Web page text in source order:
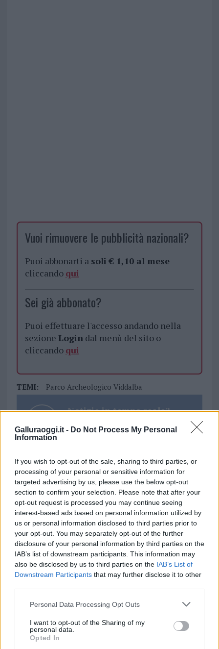
Galluraoggi.it - Do Not Process My Personal
Information
If you wish to opt-out of the sale, sharing to third parties, or
processing of your personal or sensitive information for
targeted advertising by us, please use the below opt-out
section to confirm your selection. Please note that after your
opt-out request is processed you may continue seeing
interest-based ads based on personal information utilized by
us or personal information disclosed to third parties prior to
your opt-out. You may separately opt-out of the further
disclosure of your personal information by third parties on the
IAB’s list of downstream participants. This information may
also be disclosed by us to third parties on the IAB’s List of
Downstream Participants that may further disclose it to other
Please note that this website/app uses one or more Google
not limited to your visit or usage behaviour. You may click to
grant or deny consent to Google and its third-party tags to
use your data for below specified purposes in below Google
Personal Data Processing Opt Outs
I want to opt-out of the Sharing of my
personal data.
Opted In
Vuoi rimuovere le pubblicità nazionali?
Puoi abbonarti a soli € 1,10 al mese
cliccando qui
Sei già abbonato?
Puoi effettuare l'accesso andando nella
sezione Login dal menù del sito o
cliccando qui
TEMI: Parco Archeologico Viddalba
Notizie in tempo reale?
GalluraOggi.it
Inviaci le tue segnalazioni,
i tuoi video e le tue foto
Su WhatsApp al numero +39
345 356 7512
Ricevi le nostre ultime news
daGoogle News
Condividi l'articolo